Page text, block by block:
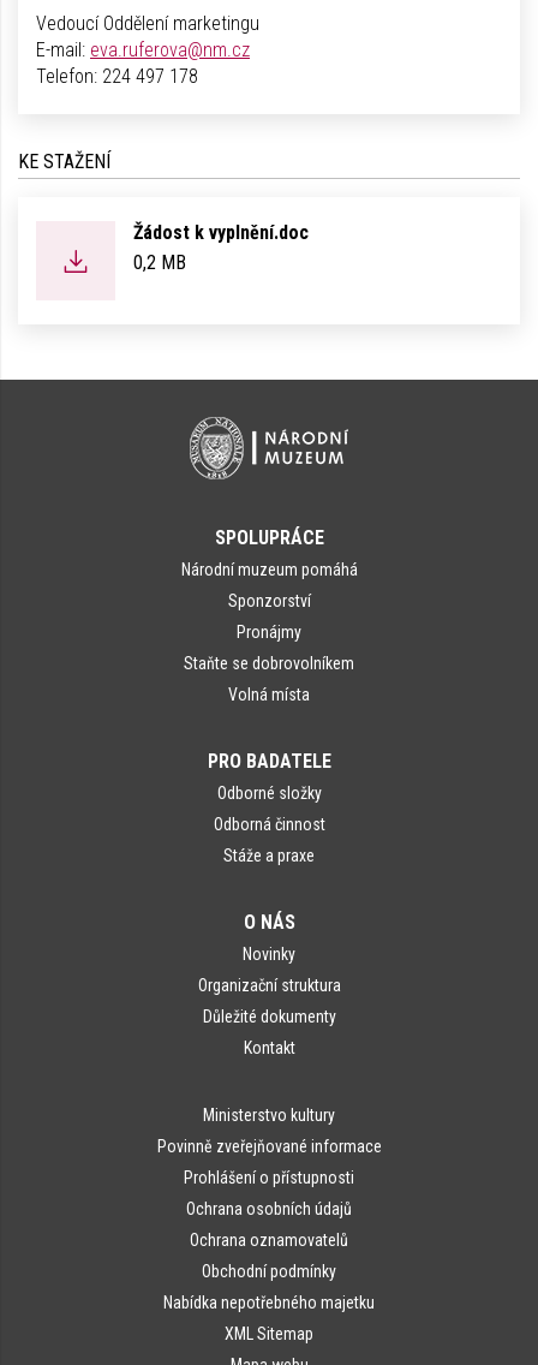
Vedoucí Oddělení marketingu
E-mail: eva.ruferova@nm.cz
Telefon: 224 497 178
KE STAŽENÍ
Žádost k vyplnění.doc
0,2 MB
SPOLUPRÁCE
Národní muzeum pomáhá
Sponzorství
Pronájmy
Staňte se dobrovolníkem
Volná místa
PRO BADATELE
Odborné složky
Odborná činnost
Stáže a praxe
O NÁS
Novinky
Organizační struktura
Důležité dokumenty
Kontakt
Ministerstvo kultury
Povinně zveřejňované informace
Prohlášení o přístupnosti
Ochrana osobních údajů
Ochrana oznamovatelů
Obchodní podmínky
Nabídka nepotřebného majetku
XML Sitemap